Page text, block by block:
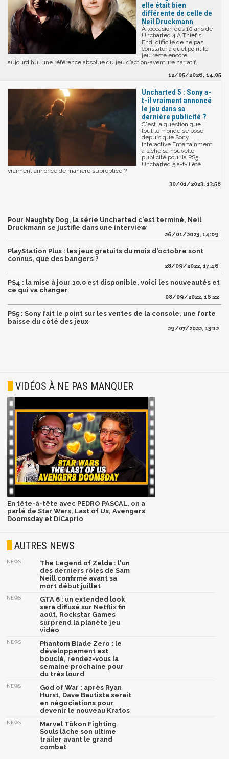
elle était bien
différente de celle de
Neil Druckmann
À l’occasion des 10 ans de
Uncharted 4 A Thief’s
End, difficile de ne pas
constater à quel point le
jeu reste encore
aujourd’hui une référence absolue du jeu d’action-aventure narratif.
12/05/2026, 14:05
Uncharted 5 : Sony a-
t-il vraiment annoncé
le jeu dans sa
dernière publicité ?
C'est la question que
tout le monde se pose
depuis que Sony
Interactive Entertainment
a lâché sa nouvelle
publicité pour la PS5,
Uncharted 5 a-t-il été
vraiment annoncé de manière subreptice ?
30/01/2023, 13:58
Pour Naughty Dog, la série Uncharted c'est terminé, Neil
Druckmann se justifie dans une interview
26/01/2023, 14:09
PlayStation Plus : les jeux gratuits du mois d'octobre sont
connus, que des bangers ?
28/09/2022, 17:46
PS4 : la mise à jour 10.0 est disponible, voici les nouveautés et
ce qui va changer
08/09/2022, 16:22
PS5 : Sony fait le point sur les ventes de la console, une forte
baisse du côté des jeux
29/07/2022, 13:12
VIDÉOS À NE PAS MANQUER
En tête-à-tête avec PEDRO PASCAL, on a
parlé de Star Wars, Last of Us, Avengers
Doomsday et DiCaprio
AUTRES NEWS
NEWS
The Legend of Zelda : l'un
des derniers rôles de Sam
Neill confirmé avant sa
mort début juillet
NEWS
GTA 6 : un extended look
sera diffusé sur Netflix fin
août, Rockstar Games
surprend la planète jeu
vidéo
NEWS
Phantom Blade Zero : le
développement est
bouclé, rendez-vous la
semaine prochaine pour
du très lourd
NEWS
God of War : après Ryan
Hurst, Dave Bautista serait
en négociations pour
devenir le nouveau Kratos
NEWS
Marvel Tōkon Fighting
Souls lâche son ultime
trailer avant le grand
combat